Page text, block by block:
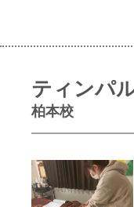
ティンパ
柏本校